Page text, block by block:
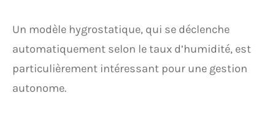
Un modèle hygrostatique, qui se déclenche
automatiquement selon le taux d’humidité, est
particulièrement intéressant pour une gestion
autonome.